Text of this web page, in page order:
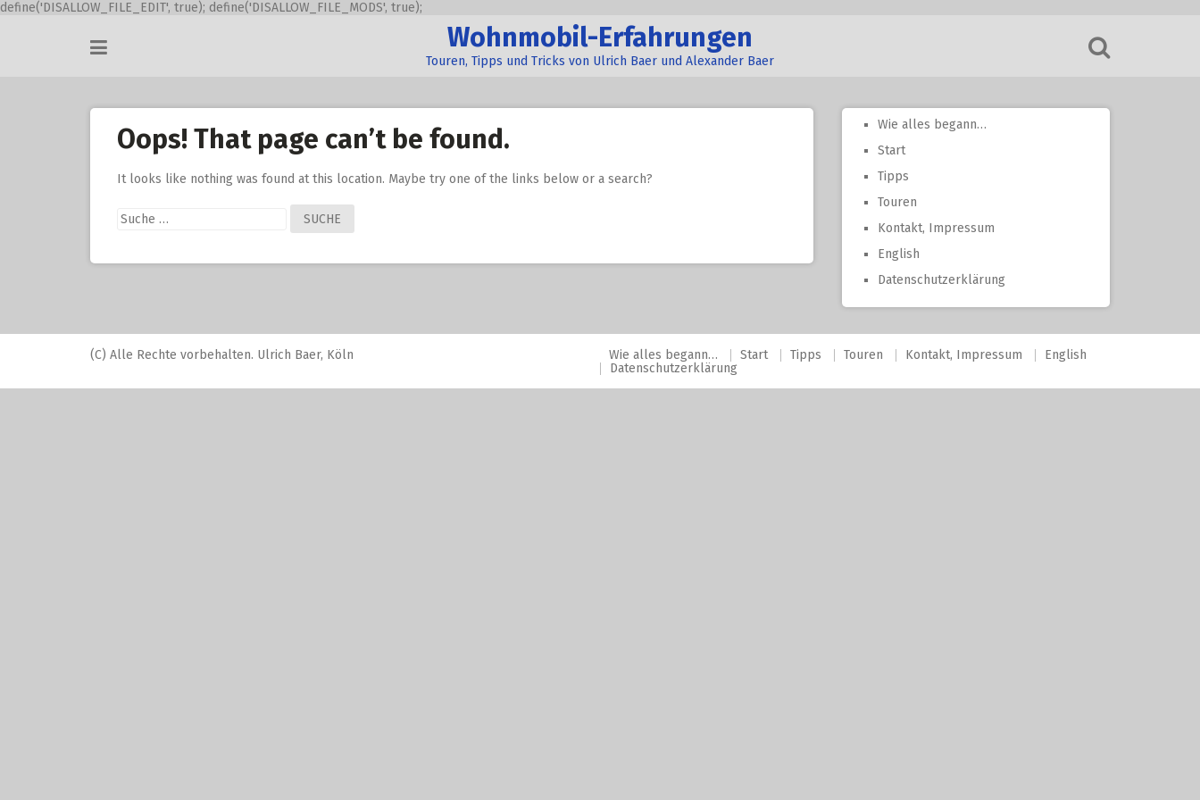
define('DISALLOW_FILE_EDIT', true); define('DISALLOW_FILE_MODS', true);
Wohnmobil-Erfahrungen
Touren, Tipps und Tricks von Ulrich Baer und Alexander Baer
Oops! That page can’t be found.
It looks like nothing was found at this location. Maybe try one of the links below or a search?
Suche
nach:
Wie alles begann…
Start
Tipps
Touren
Kontakt, Impressum
English
Datenschutzerklärung
(C) Alle Rechte vorbehalten. Ulrich Baer, Köln Wie alles begann… Start Tipps Touren Kontakt, Impressum
English
Datenschutzerklärung